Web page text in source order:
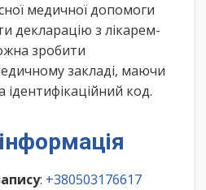
медичної допомоги
декларацію з лікарем-
зробити
закладі, маючи
ідентифікаційний код.
: +380503176617